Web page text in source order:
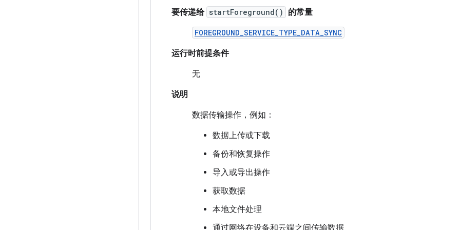
要传递给 startForeground() 的常量
FOREGROUND_SERVICE_TYPE_DATA_SYNC
运行时前提条件
无
说明
数据传输操作，例如：
数据上传或下载
备份和恢复操作
导入或导出操作
获取数据
本地文件处理
通过网络在设备和云端之间传输数据